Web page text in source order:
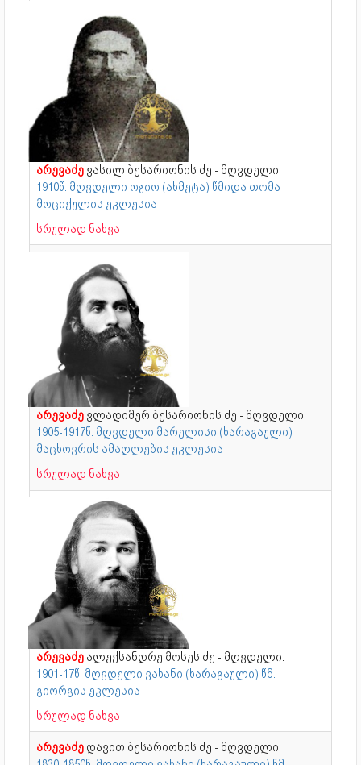
არევაძე ვასილ ბესარიონის ძე - მღვდელი.
1910წ. მღვდელი ოჟიო (ახმეტა) წმიდა თომა
მოციქულის ეკლესია
სრულად ნახვა
არევაძე ვლადიმერ ბესარიონის ძე - მღვდელი.
1905-1917წ. მღვდელი მარელისი (ხარაგაული)
მაცხოვრის ამაღლების ეკლესია
სრულად ნახვა
არევაძე ალექსანდრე მოსეს ძე - მღვდელი.
1901-17წ. მღვდელი ვახანი (ხარაგაული) წმ.
გიორგის ეკლესია
სრულად ნახვა
არევაძე დავით ბესარიონის ძე - მღვდელი.